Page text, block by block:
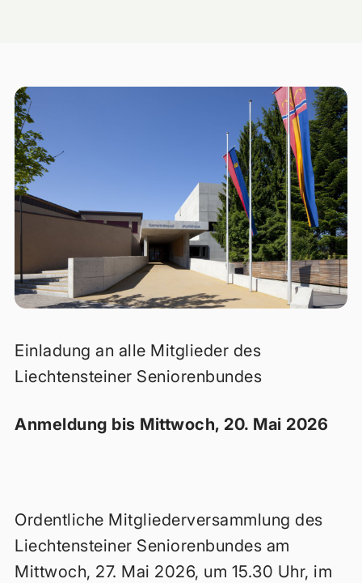
Einladung an alle Mitglieder des
Liechtensteiner Seniorenbundes
Anmeldung bis Mittwoch, 20. Mai 2026
Ordentliche Mitgliederversammlung des
Liechtensteiner Seniorenbundes am
Mittwoch, 27. Mai 2026, um 15.30 Uhr, im